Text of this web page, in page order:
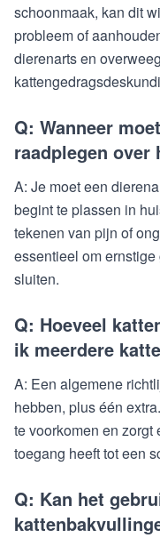
schoonmaak, kan dit
probleem of
dierenarts en
Q: Wanneer
raadplegen over
A: Je moet een
begint te plassen in
tekenen van pijn of
essentieel om
sluiten.
Q: Hoeveel
ik meerdere
A: Een algemene
hebben, plus één
te voorkomen en
toegang heeft tot een
Q: Kan het